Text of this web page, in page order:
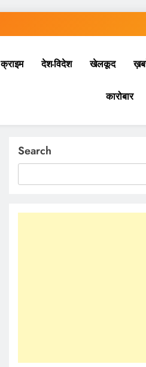
क्राइम देश-विदेश खेलकूद
कारोबार
Search